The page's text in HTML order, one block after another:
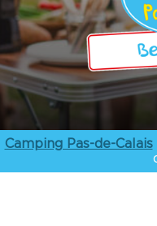
Camping Pas-de-Calais